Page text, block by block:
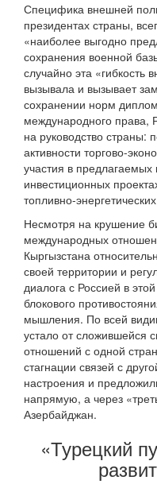
Специфика внешней
президентах страны,
«наиболее выгодно
сохранения военной
случайно эта «гибкость
вызывала и вызывает
сохранении норм
международного права,
на руководство страны:
активности торгово-
участия в предлагаемых
инвестиционных
топливно-
Несмотря на крушение
международных
Кыргызстана
своей территории и
диалога с Россией в
блокового
мышления. По всей
устало от сложившейся
отношений с одной
стагнации связей с
настроения и
напрямую, а через
Азербайджан.
«Турецкий